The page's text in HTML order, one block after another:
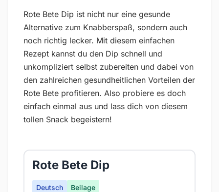
Rote Bete Dip ist nicht nur eine gesunde
Alternative zum Knabberspaß, sondern auch
noch richtig lecker. Mit diesem einfachen
Rezept kannst du den Dip schnell und
unkompliziert selbst zubereiten und dabei von
den zahlreichen gesundheitlichen Vorteilen der
Rote Bete profitieren. Also probiere es doch
einfach einmal aus und lass dich von diesem
tollen Snack begeistern!
Rote Bete Dip
Deutsch Beilage